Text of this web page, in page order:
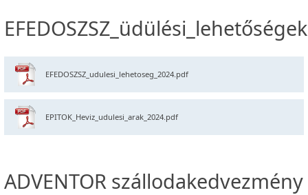
EFEDOSZSZ_üdülési_lehetőségek
EFEDOSZSZ_udulesi_lehetoseg_2024.pdf
EPITOK_Heviz_udulesi_arak_2024.pdf
ADVENTOR szállodakedvezmény